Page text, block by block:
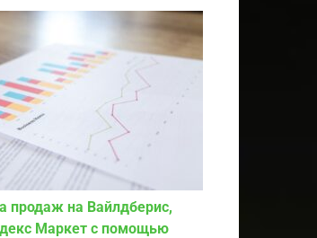
продаж на Вайлдберис,
Маркет с помощью